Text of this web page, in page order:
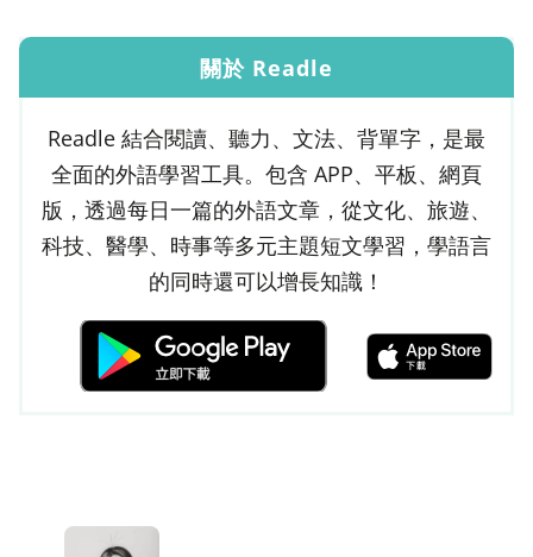
關於 Readle
Readle 結合閱讀、聽力、文法、背單字，是最
全面的外語學習工具。包含 APP、平板、網頁
版，透過每日一篇的外語文章，從文化、旅遊、
科技、醫學、時事等多元主題短文學習，學語言
的同時還可以增長知識！